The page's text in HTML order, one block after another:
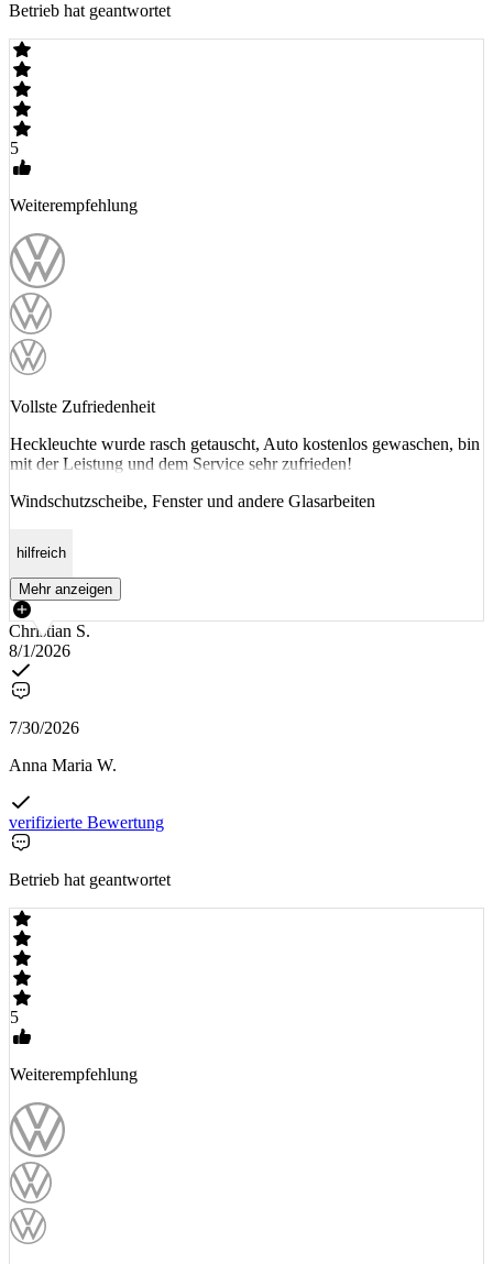
Betrieb hat geantwortet
5
Weiterempfehlung
Vollste Zufriedenheit
Heckleuchte wurde rasch getauscht, Auto kostenlos gewaschen, bin
mit der Leistung und dem Service sehr zufrieden!
Windschutzscheibe, Fenster und andere Glasarbeiten
hilfreich
Mehr anzeigen
Christian S.
8/1/2026
7/30/2026
Anna Maria W.
verifizierte Bewertung
Betrieb hat geantwortet
5
Weiterempfehlung